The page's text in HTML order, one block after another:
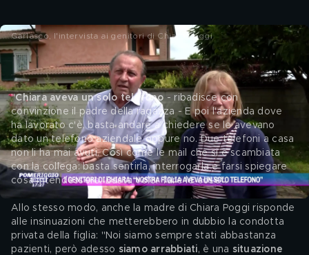
Garlasco, l'intervista ai genitori di Chiara Poggi
"Chiara aveva un solo telefono - ribadisce con
convinzione il padre della ragazza - E poi l'azienda dove
ha lavorato c'è, basta andare a chiedere se le avevano
dato un telefono aziendale oppure no. Due telefoni a casa
non li ha mai avuti. Così come le mail che si è scambiata
con la collega: basta sentirla, interrogarla e farsi spiegare
cosa intendessero. Basta voler fare le cose".
Allo stesso modo, anche la madre di Chiara Poggi risponde
alle insinuazioni che metterebbero in dubbio la condotta
privata della figlia: "Noi siamo sempre stati abbastanza
pazienti, però adesso siamo arrabbiati, è una situazione